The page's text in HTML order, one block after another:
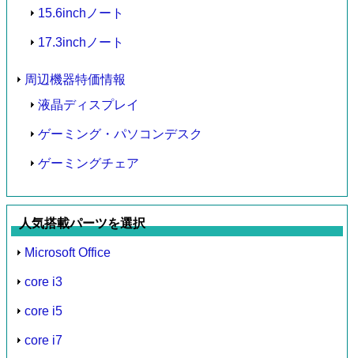
15.6inchノート
17.3inchノート
周辺機器特価情報
液晶ディスプレイ
ゲーミング・パソコンデスク
ゲーミングチェア
人気搭載パーツを選択
Microsoft Office
core i3
core i5
core i7